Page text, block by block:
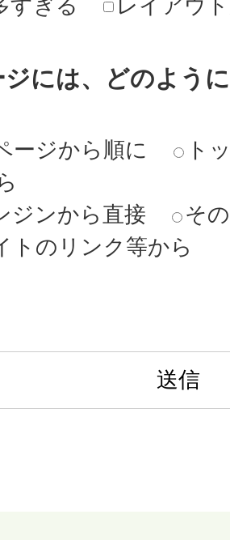
すぎる レイアウ
ジには、どのよう
ージから順に
ト
ジンから直接
そ
トのリンク等から